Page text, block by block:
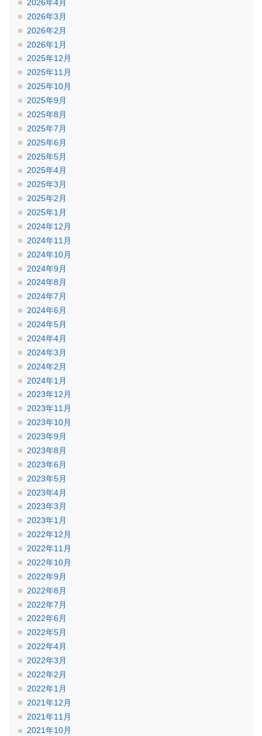
2026年4月
2026年3月
2026年2月
2026年1月
2025年12月
2025年11月
2025年10月
2025年9月
2025年8月
2025年7月
2025年6月
2025年5月
2025年4月
2025年3月
2025年2月
2025年1月
2024年12月
2024年11月
2024年10月
2024年9月
2024年8月
2024年7月
2024年6月
2024年5月
2024年4月
2024年3月
2024年2月
2024年1月
2023年12月
2023年11月
2023年10月
2023年9月
2023年8月
2023年6月
2023年5月
2023年4月
2023年3月
2023年1月
2022年12月
2022年11月
2022年10月
2022年9月
2022年8月
2022年7月
2022年6月
2022年5月
2022年4月
2022年3月
2022年2月
2022年1月
2021年12月
2021年11月
2021年10月